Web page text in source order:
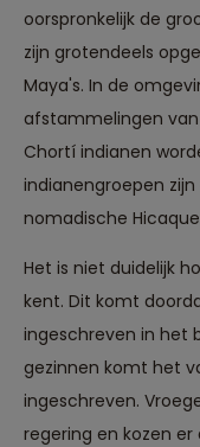
oorspronkelijk de
zijn grotendeels
Maya's. In de
afstammelingen
Chortí indianen
indianengroepen
nomadische
Het is niet duidelijk
kent. Dit komt
ingeschreven in het
gezinnen komt het
ingeschreven.
regering en kozen